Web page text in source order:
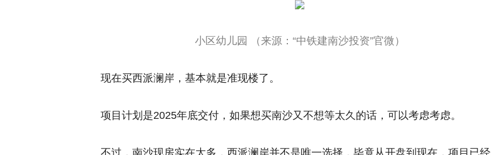
小区幼儿园 （来源：“中铁建南沙投资”官微）
现在买西派澜岸，基本就是准现楼了。
项目计划是2025年底交付，如果想买南沙又不想等太久的话，可以考虑考虑。